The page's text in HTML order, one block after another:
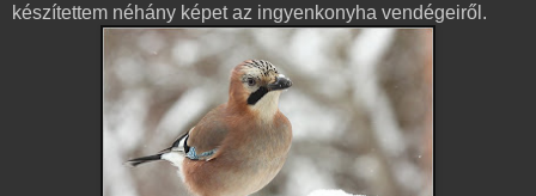
készítettem néhány képet az ingyenkonyha vendégeiről.